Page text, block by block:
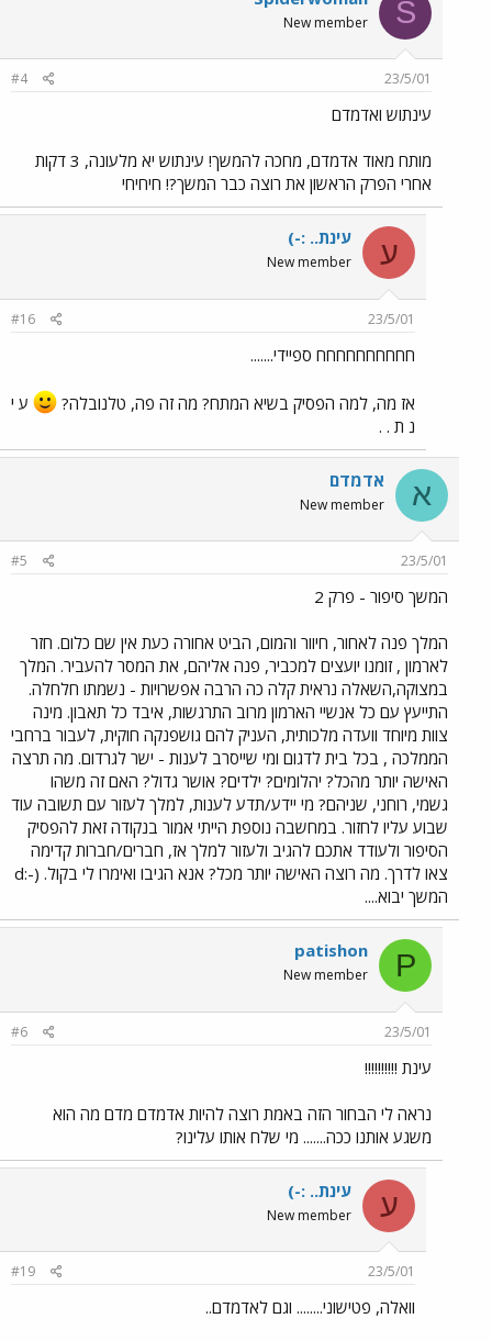
S
New member
23/5/01
#4
עינתוש ואדמדם
מותח מאוד אדמדם, מחכה להמשך! עינתוש יא מלעונה, 3 דקות
אחרי הפרק הראשון את רוצה כבר המשך?! חיחיחי
ע עינת.. :-)
New member
23/5/01
#16
חחחחחחחחחח ספיידי.......
אז מה, למה הפסיק בשיא המתח? מה זה פה, טלנובלה?
ע י
נ ת . .
א אדמדם
New member
23/5/01
#5
המשך סיפור - פרק 2
המלך פנה לאחור, חיוור והמום, הביט אחורה כעת אין שם כלום. חזר
לארמון , זומנו יועצים למכביר, פנה אליהם, את המסר להעביר. המלך
במצוקה,השאלה נראית קלה כה הרבה אפשרויות - נשמתו חלחלה.
התייעץ עם כל אנשיי הארמון מרוב התרגשות, איבד כל תאבון. מינה
צוות מיוחד וועדה מלכותית, העניק להם גושפנקה חוקית, לעבור ברחבי
הממלכה , בכל בית לדגום ומי שייסרב לענות - ישר לגרדום. מה תרצה
האישה יותר מהכל? יהלומים? ילדים? אושר גדול? האם זה משהו
גשמי, רוחני, שניהם? מי יידע/תדע לענות, למלך לעזור עם תשובה עוד
שבוע עליו לחזור. במחשבה נוספת הייתי אמור בנקודה זאת להפסיק
הסיפור ולעודד אתכם להגיב ולעזור למלך אז, חברים/חברות קדימה
צאו לדרך. מה רוצה האישה יותר מכל? אנא הגיבו ואימרו לי בקול. (-:d
המשך יבוא....
P
patishon
New member
23/5/01
#6
עינת !!!!!!!!!!
נראה לי הבחור הזה באמת רוצה להיות אדמדם מדם מה הוא
משגע אותנו ככה....... מי שלח אותו עלינו?
ע עינת.. :-)
New member
23/5/01
#19
וואלה, פטישוני........ וגם לאדמדם..